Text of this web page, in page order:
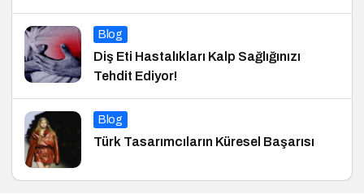
Blog
Diş Eti Hastalıkları Kalp Sağlığınızı
Tehdit Ediyor!
Blog
Türk Tasarımcıların Küresel Başarısı